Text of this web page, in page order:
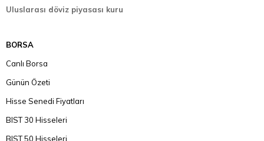
Uluslarası döviz piyasası kuru
BORSA
Canlı Borsa
Günün Özeti
Hisse Senedi Fiyatları
BIST 30 Hisseleri
BIST 50 Hisseleri